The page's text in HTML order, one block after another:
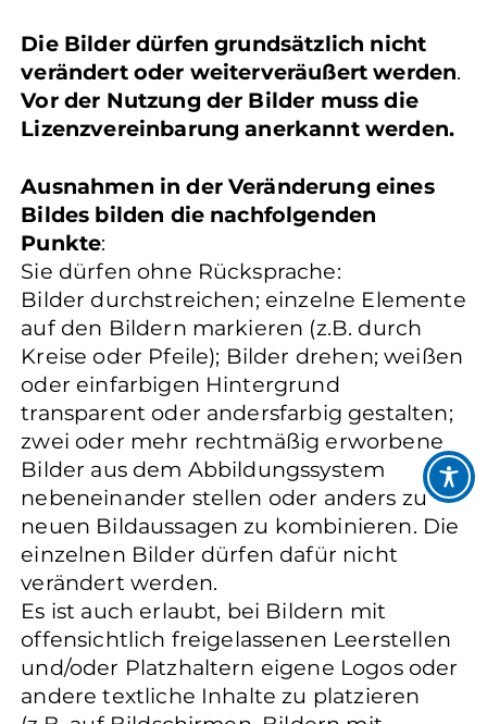
Die Bilder dürfen grundsätzlich nicht
verändert oder weiterveräußert werden.
Vor der Nutzung der Bilder muss die
Lizenzvereinbarung anerkannt werden.
Ausnahmen in der Veränderung eines
Bildes bilden die nachfolgenden
Punkte:
Sie dürfen ohne Rücksprache:
Bilder durchstreichen; einzelne Elemente
auf den Bildern markieren (z.B. durch
Kreise oder Pfeile); Bilder drehen; weißen
oder einfarbigen Hintergrund
transparent oder andersfarbig gestalten;
zwei oder mehr rechtmäßig erworbene
Bilder aus dem Abbildungssystem
nebeneinander stellen oder anders zu
neuen Bildaussagen zu kombinieren. Die
einzelnen Bilder dürfen dafür nicht
verändert werden.
Es ist auch erlaubt, bei Bildern mit
offensichtlich freigelassenen Leerstellen
und/oder Platzhaltern eigene Logos oder
andere textliche Inhalte zu platzieren